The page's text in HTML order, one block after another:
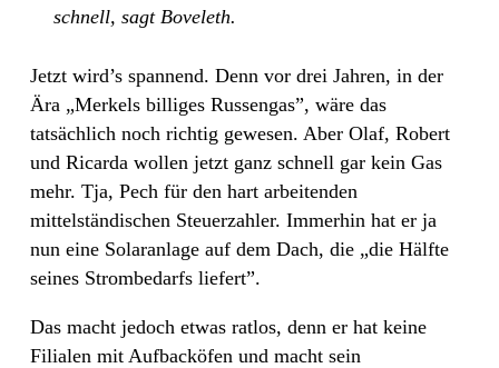
schnell, sagt Boveleth.
Jetzt wird’s spannend. Denn vor drei Jahren, in der
Ära „Merkels billiges Russengas”, wäre das
tatsächlich noch richtig gewesen. Aber Olaf, Robert
und Ricarda wollen jetzt ganz schnell gar kein Gas
mehr. Tja, Pech für den hart arbeitenden
mittelständischen Steuerzahler. Immerhin hat er ja
nun eine Solaranlage auf dem Dach, die „die Hälfte
seines Strombedarfs liefert”.
Das macht jedoch etwas ratlos, denn er hat keine
Filialen mit Aufbacköfen und macht sein